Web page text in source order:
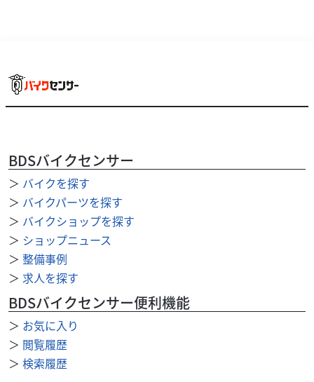
スズキ SBS レーシングキャンパス
TL1000R
本体価格:93.50万円
ＴＬ１０００Ｒの逆輸入車、正規輸入のカナダ仕様です。
走行距離は多いですが、大切に乗られた車輛です。 詳細に
ついてはお問い合わせください。
BDSバイクセンサー
＞ バイクを探す
＞ バイクパーツを探す
＞ バイクショップを探す
＞ ショップニュース
＞ 整備事例
＞ 求人を探す
BDSバイクセンサー便利機能
＞ お気に入り
＞ 閲覧履歴
＞ 検索履歴